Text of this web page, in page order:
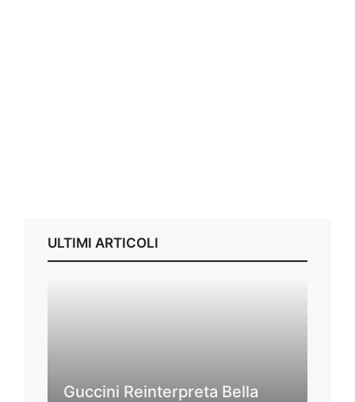
ULTIMI ARTICOLI
Guccini Reinterpreta Bella